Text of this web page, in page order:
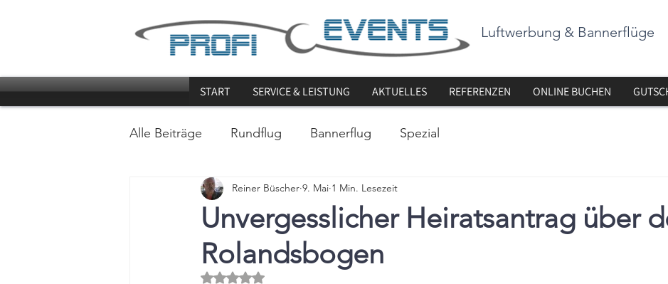
Luftwerbung & Bannerflüge
START SERVICE & LEISTUNG AKTUELLES REFERENZEN ONLINE BUCHEN
Alle Beiträge Rundflug Bannerflug Spezial
Unvergesslicher Heiratsantrag über
Rolandsbogen
Reiner Büscher 9. Mai 1 Min. Lesezeit
Mit NaN von 5 Sternen bewertet.